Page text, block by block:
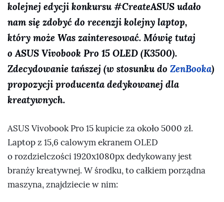
kolejnej edycji konkursu #CreateASUS udało
nam się zdobyć do recenzji kolejny laptop,
który może Was zainteresować. Mówię tutaj
o ASUS Vivobook Pro 15 OLED (K3500).
Zdecydowanie tańszej (w stosunku do ZenBooka)
propozycji producenta dedykowanej dla
kreatywnych.
ASUS Vivobook Pro 15 kupicie za około 5000 zł.
Laptop z 15,6 calowym ekranem OLED
o rozdzielczości 1920x1080px dedykowany jest
branży kreatywnej. W środku, to całkiem porządna
maszyna, znajdziecie w nim: